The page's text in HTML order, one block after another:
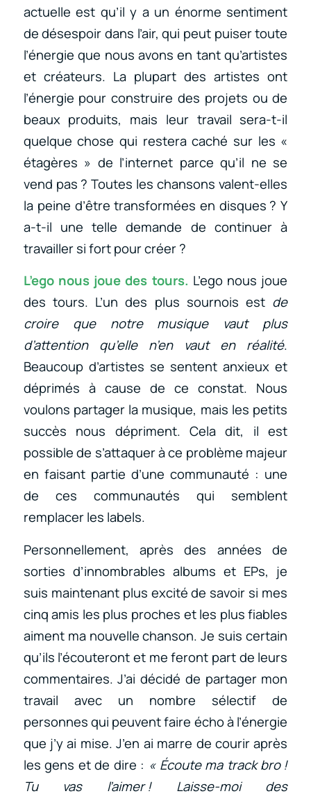
actuelle est qu’il y a un énorme sentiment
de désespoir dans l’air, qui peut puiser toute
l’énergie que nous avons en tant qu’artistes
et créateurs. La plupart des artistes ont
l’énergie pour construire des projets ou de
beaux produits, mais leur travail sera-t-il
quelque chose qui restera caché sur les «
étagères » de l’internet parce qu’il ne se
vend pas ? Toutes les chansons valent-elles
la peine d’être transformées en disques ? Y
a-t-il une telle demande de continuer à
travailler si fort pour créer ?
L’ego nous joue des tours. L’ego nous joue
des tours. L’un des plus sournois est de
croire que notre musique vaut plus
d’attention qu’elle n’en vaut en réalité.
Beaucoup d’artistes se sentent anxieux et
déprimés à cause de ce constat. Nous
voulons partager la musique, mais les petits
succès nous dépriment. Cela dit, il est
possible de s’attaquer à ce problème majeur
en faisant partie d’une communauté : une
de ces communautés qui semblent
remplacer les labels.
Personnellement, après des années de
sorties d’innombrables albums et EPs, je
suis maintenant plus excité de savoir si mes
cinq amis les plus proches et les plus fiables
aiment ma nouvelle chanson. Je suis certain
qu’ils l’écouteront et me feront part de leurs
commentaires. J’ai décidé de partager mon
travail avec un nombre sélectif de
personnes qui peuvent faire écho à l’énergie
que j’y ai mise. J’en ai marre de courir après
les gens et de dire : « Écoute ma track bro !
Tu vas l’aimer ! Laisse-moi des